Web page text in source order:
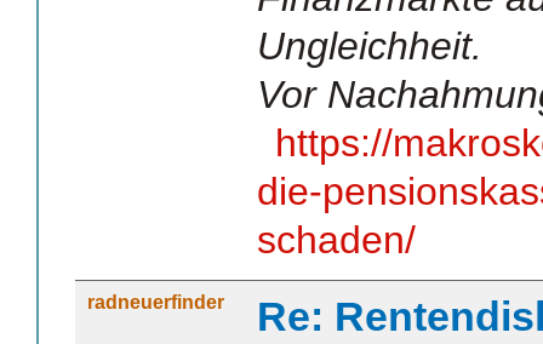
Ungleichheit.
Vor
https://
die-
schaden/
radneuerfinder Re: